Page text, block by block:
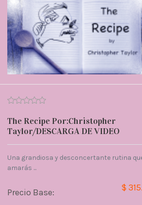
The Recipe Por:Christopher
Taylor/DESCARGA DE VIDEO
Una grandiosa y desconcertante rutina
amarás ...
Precio Base: $